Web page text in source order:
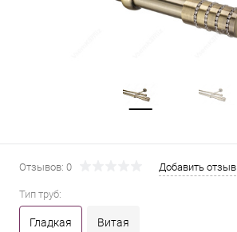
Отзывов: 0 Добавить отзыв
Тип труб:
Гладкая Витая